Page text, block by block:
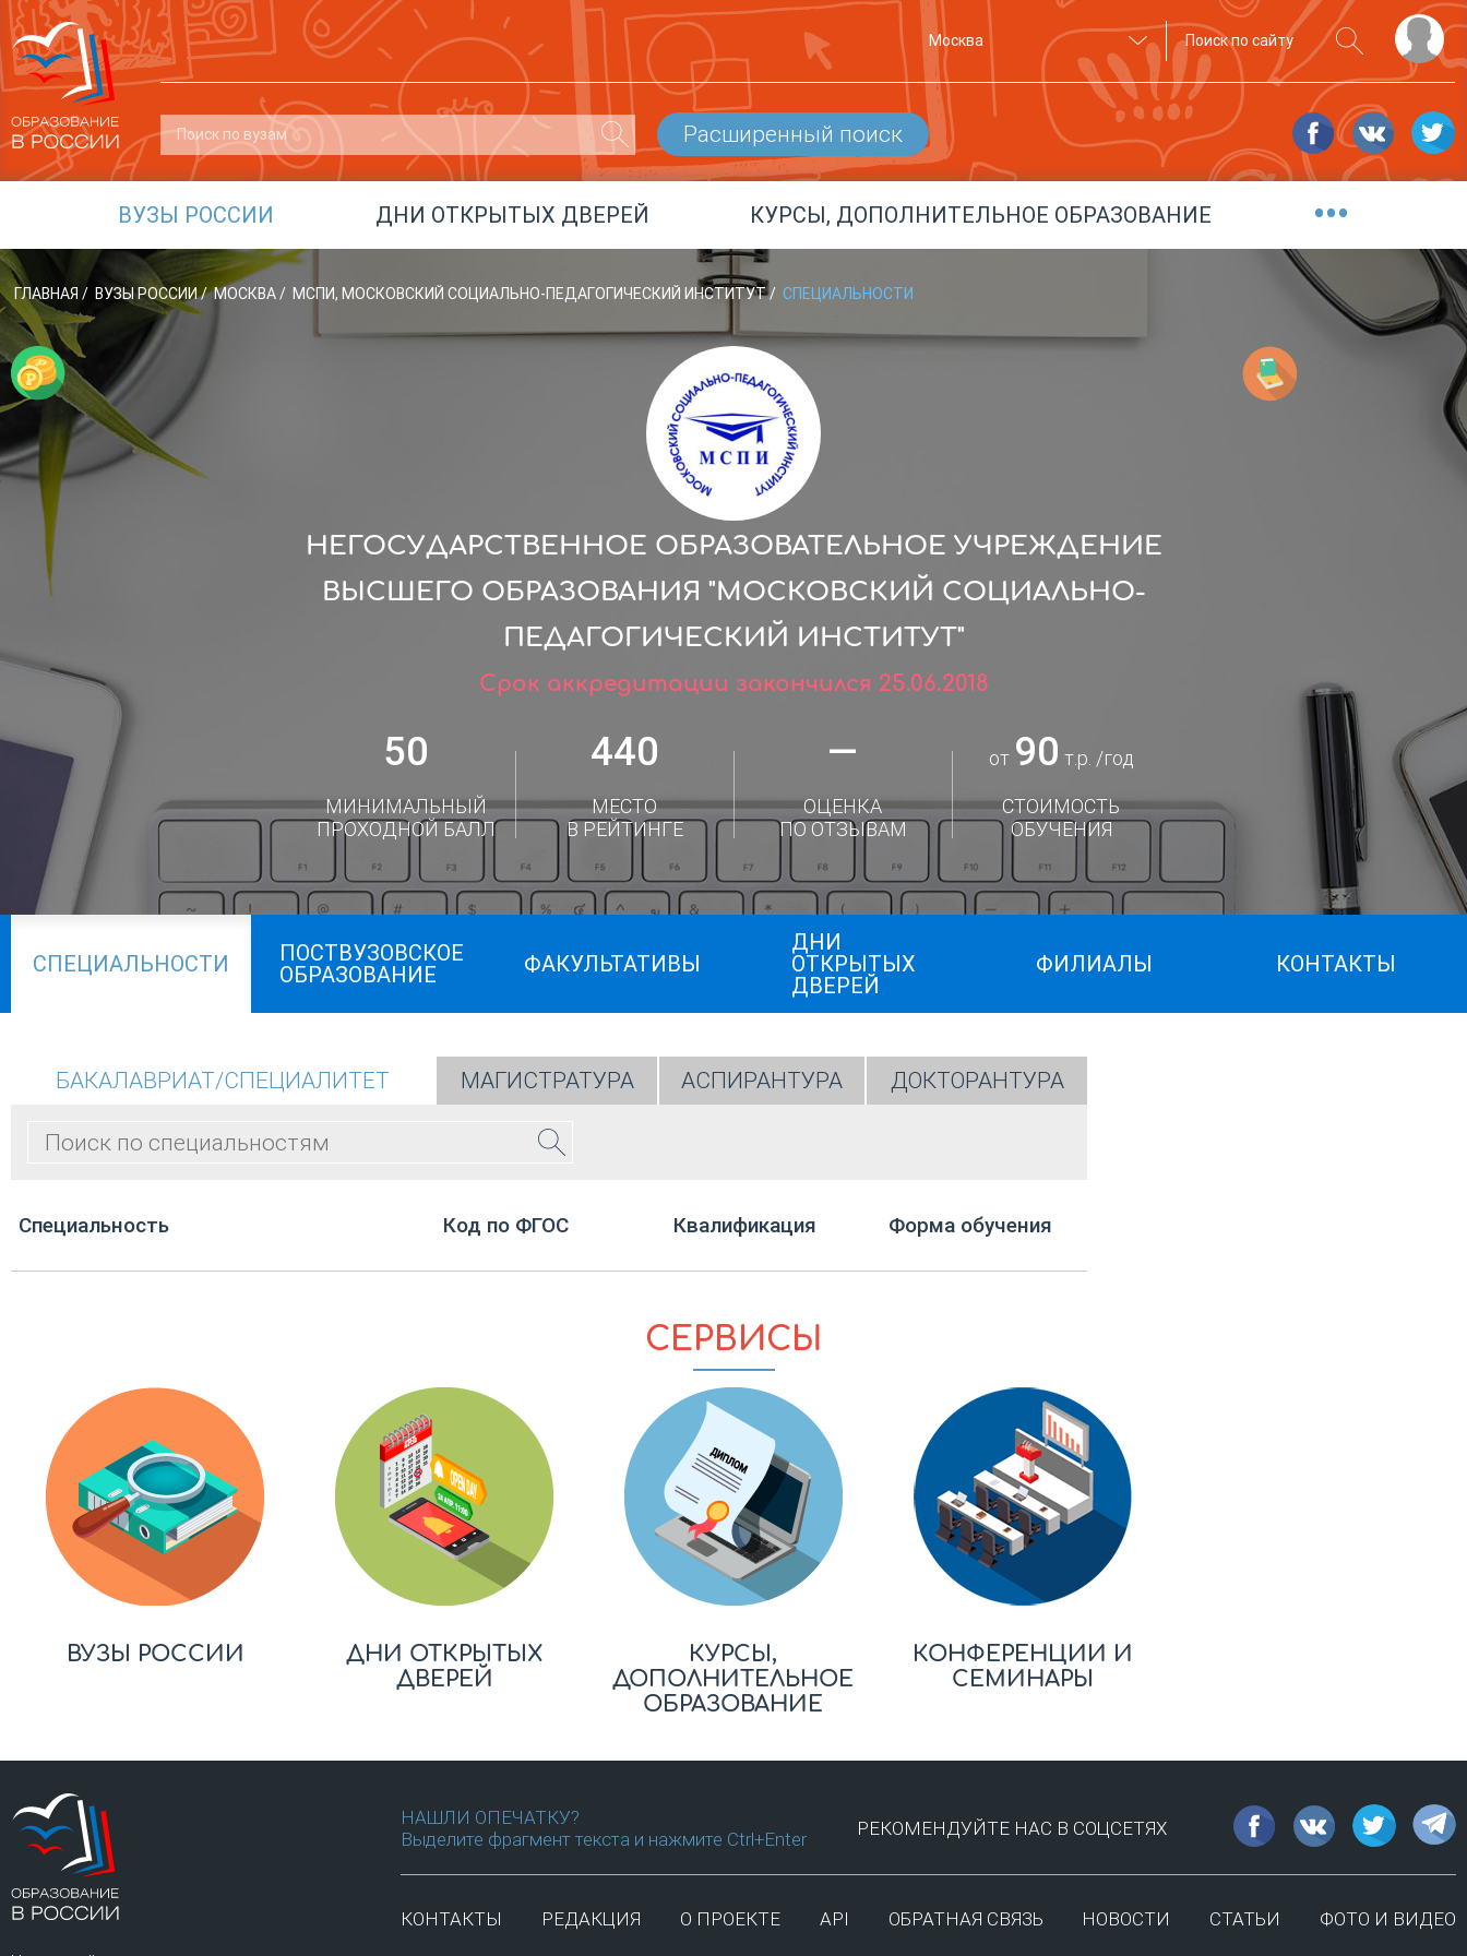
Москва
Расширенный поиск
ВУЗЫ РОССИИ ДНИ ОТКРЫТЫХ ДВЕРЕЙ КУРСЫ, ДОПОЛНИТЕЛЬНОЕ ОБРАЗОВАНИЕ •••
ГЛАВНАЯ / ВУЗЫ РОССИИ/ МОСКВА/ МСПИ, МОСКОВСКИЙ СОЦИАЛЬНО-ПЕДАГОГИЧЕСКИЙ ИНСТИТУТ/ СПЕЦИАЛЬНОСТИ
НЕГОСУДАРСТВЕННОЕ ОБРАЗОВАТЕЛЬНОЕ УЧРЕЖДЕНИЕ
ВЫСШЕГО ОБРАЗОВАНИЯ "МОСКОВСКИЙ СОЦИАЛЬНО-
ПЕДАГОГИЧЕСКИЙ ИНСТИТУТ"
Срок аккредитации закончился 25.06.2018
50
МИНИМАЛЬНЫЙ
ПРОХОДНОЙ БАЛЛ
440
МЕСТО
В РЕЙТИНГЕ
—
ОЦЕНКА
ПО ОТЗЫВАМ
от 90 т.р. /год
СТОИМОСТЬ
ОБУЧЕНИЯ
СПЕЦИАЛЬНОСТИ
ПОСТВУЗОВСКОЕ
ОБРАЗОВАНИЕ
ФАКУЛЬТАТИВЫ
ДНИ
ОТКРЫТЫХ
ДВЕРЕЙ
ФИЛИАЛЫ КОНТАКТЫ
БАКАЛАВРИАТ/СПЕЦИАЛИТЕТ МАГИСТРАТУРА АСПИРАНТУРА ДОКТОРАНТУРА
Cпециальность Код по ФГОС Квалификация Форма обучения
СЕРВИСЫ
ВУЗЫ РОССИИ
ДНИ ОТКРЫТЫХ
ДВЕРЕЙ
КУРСЫ,
ДОПОЛНИТЕЛЬНОЕ
ОБРАЗОВАНИЕ
КОНФЕРЕНЦИИ И
СЕМИНАРЫ
НАШЛИ ОПЕЧАТКУ?
Выделите фрагмент текста и нажмите Ctrl+Enter
РЕКОМЕНДУЙТЕ НАС В СОЦСЕТЯХ
КОНТАКТЫ РЕДАКЦИЯ О ПРОЕКТЕ API ОБРАТНАЯ СВЯЗЬ НОВОСТИ СТАТЬИ ФОТО И ВИДЕО